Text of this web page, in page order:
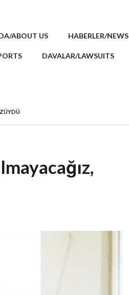
ABOUT US HABERLER/NEWS
DAVALAR/LAWSUITS